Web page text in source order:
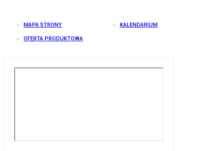
MAPA STRONY KALENDARIUM
OFERTA PRODUKTOWA